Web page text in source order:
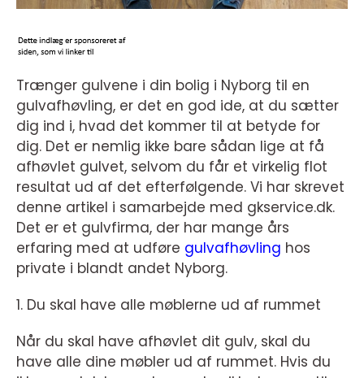
Trænger gulvene i din bolig i Nyborg til en
gulvafhøvling, er det en god ide, at du sætter
dig ind i, hvad det kommer til at betyde for
dig. Det er nemlig ikke bare sådan lige at få
afhøvlet gulvet, selvom du får et virkelig flot
resultat ud af det efterfølgende. Vi har skrevet
denne artikel i samarbejde med gkservice.dk.
Det er et gulvfirma, der har mange års
erfaring med at udføre gulvafhøvling hos
private i blandt andet Nyborg.
1. Du skal have alle møblerne ud af rummet
Når du skal have afhøvlet dit gulv, skal du
have alle dine møbler ud af rummet. Hvis du